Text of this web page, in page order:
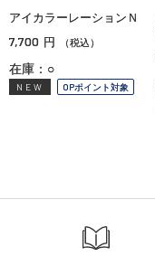
アイカラーレーションＮ
7,700 円 （税込）
在庫：○
NEW OPポイント対象